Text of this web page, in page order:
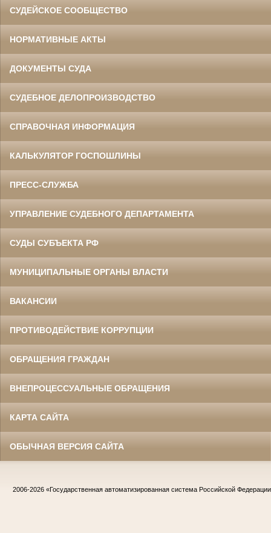
СУДЕЙСКОЕ СООБЩЕСТВО
НОРМАТИВНЫЕ АКТЫ
ДОКУМЕНТЫ СУДА
СУДЕБНОЕ ДЕЛОПРОИЗВОДСТВО
СПРАВОЧНАЯ ИНФОРМАЦИЯ
КАЛЬКУЛЯТОР ГОСПОШЛИНЫ
ПРЕСС-СЛУЖБА
УПРАВЛЕНИЕ СУДЕБНОГО ДЕПАРТАМЕНТА
СУДЫ СУБЪЕКТА РФ
МУНИЦИПАЛЬНЫЕ ОРГАНЫ ВЛАСТИ
ВАКАНСИИ
ПРОТИВОДЕЙСТВИЕ КОРРУПЦИИ
ОБРАЩЕНИЯ ГРАЖДАН
ВНЕПРОЦЕССУАЛЬНЫЕ ОБРАЩЕНИЯ
КАРТА САЙТА
ОБЫЧНАЯ ВЕРСИЯ САЙТА
2006-2026 «Государственная автоматизированная система Российской